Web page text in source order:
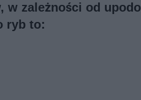
zależności od
ryb to: